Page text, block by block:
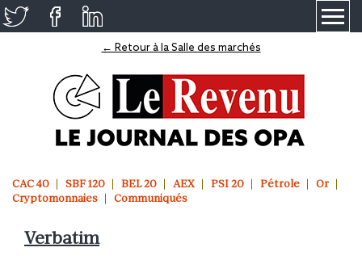
← Retour à la Salle des marchés
CAC 40 SBF 120 BEL 20 AEX PSI 20 Pétrole
Or
Cryptomonnaies
Communiqués
Verbatim